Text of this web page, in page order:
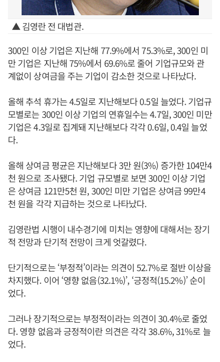
▲ 김영란 전 대법관.
300인 이상 기업은 지난해 77.9%에서 75.3%로, 300인 미
만 기업은 지난해 75%에서 69.6%로 줄어 기업규모와 관
계없이 상여금을 주는 기업이 감소한 것으로 나타났다.
올해 추석 휴가는 4.5일로 지난해보다 0.5일 늘었다. 기업규
모별로는 300인 이상 기업의 연휴일수는 4.7일, 300인 미만
기업은 4.3일로 집계돼 지난해보다 각각 0.6일, 0.4일 늘었
다.
올해 상여금 평균은 지난해보다 3만 원(3%) 증가한 104만4
천 원으로 조사됐다. 기업 규모별로 보면 300인 이상 기업
은 상여금 121만5천 원, 300인 미만 기업은 상여금 99만4
천 원을 각각 지급하는 것으로 나타났다.
김영란법 시행이 내수경기에 미치는 영향에 대해서는 장기
적 전망과 단기적 전망이 크게 엇갈렸다.
단기적으로는 ‘부정적’이라는 의견이 52.7%로 절반 이상을
차지했다. 이어 ‘영향 없음(32.1%)’, ‘긍정적(15.2%)’ 순이
었다.
그러나 장기적으로는 부정적이라는 의견이 30.4%로 줄었
다. 영향 없음과 긍정적이란 의견은 각각 38.6%, 31%로 늘
었다.